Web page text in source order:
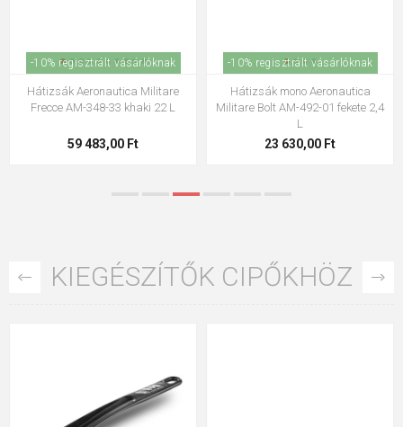
-10% regisztrált vásárlóknak
Hátizsák Aeronautica Militare
Frecce AM-348-33 khaki 22 L
59 483,00 Ft
-10% regisztrált vásárlóknak
Hátizsák mono Aeronautica
Militare Bolt AM-492-01 fekete 2,4
L
23 630,00 Ft
KIEGÉSZÍTŐK CIPŐKHÖZ